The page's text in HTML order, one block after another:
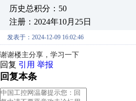
历史总积分：50
注册：2024年10月25日
发表于：2024-12-09 16:02:46
谢谢楼主分享，学习一下
回复 引用 举报
回复本条